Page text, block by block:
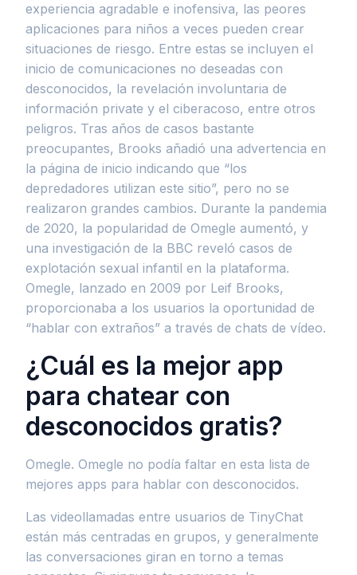
experiencia agradable e inofensiva, las peores
aplicaciones para niños a veces pueden crear
situaciones de riesgo. Entre estas se incluyen el
inicio de comunicaciones no deseadas con
desconocidos, la revelación involuntaria de
información private y el ciberacoso, entre otros
peligros. Tras años de casos bastante
preocupantes, Brooks añadió una advertencia en
la página de inicio indicando que “los
depredadores utilizan este sitio”, pero no se
realizaron grandes cambios. Durante la pandemia
de 2020, la popularidad de Omegle aumentó, y
una investigación de la BBC reveló casos de
explotación sexual infantil en la plataforma.
Omegle, lanzado en 2009 por Leif Brooks,
proporcionaba a los usuarios la oportunidad de
“hablar con extraños” a través de chats de vídeo.
¿Cuál es la mejor app
para chatear con
desconocidos gratis?
Omegle. Omegle no podía faltar en esta lista de
mejores apps para hablar con desconocidos.
Las videollamadas entre usuarios de TinyChat
están más centradas en grupos, y generalmente
las conversaciones giran en torno a temas